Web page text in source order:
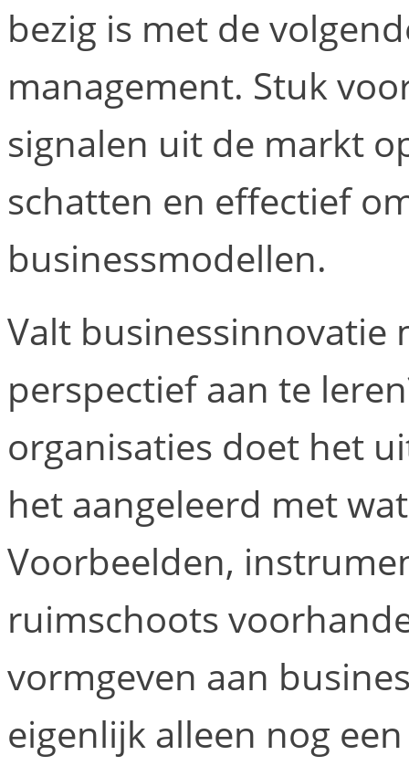
bezig is met de
management. Stuk
signalen uit de markt
schatten en effectief
businessmodellen.
Valt businessinnovatie
perspectief aan te
organisaties doet het
het aangeleerd met
Voorbeelden,
ruimschoots
vormgeven aan
eigenlijk alleen nog